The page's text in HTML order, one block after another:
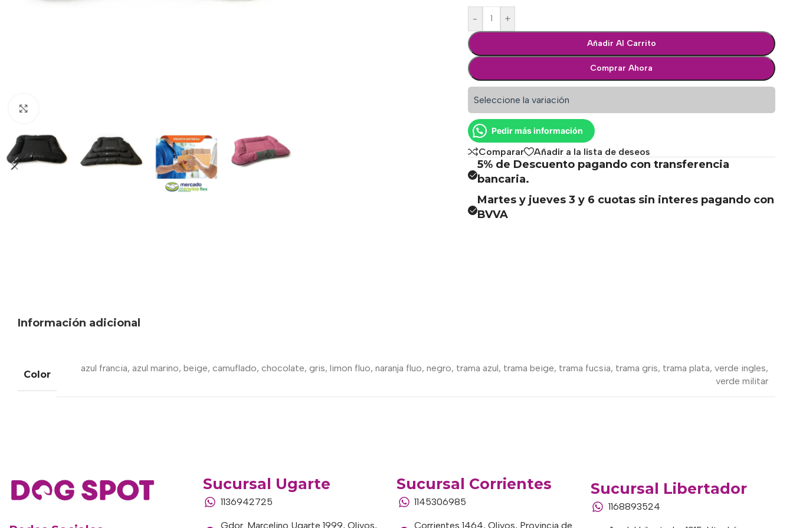
- +
Añadir Al Carrito
Comprar Ahora
Seleccione la variación
Pedir más información
Comparar Añadir a la lista de deseos
5% de Descuento pagando con transferencia
bancaria.
Martes y jueves 3 y 6 cuotas sin interes pagando con
BVVA
Información adicional
Color
azul francia, azul marino, beige, camuflado, chocolate, gris, limon fluo, naranja fluo, negro, trama azul, trama beige, trama fucsia, trama gris, trama plata, verde ingles,
verde militar
Sucursal Ugarte
1136942725
Gdor. Marcelino Ugarte 1999, Olivos,
Sucursal Corrientes
1145306985
Corrientes 1464, Olivos, Provincia de
Sucursal Libertador
1168893524